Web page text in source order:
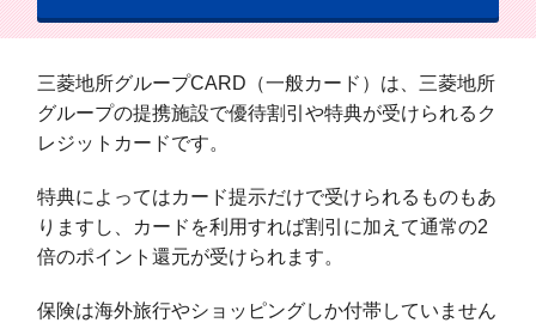
三菱地所グループCARD（一般カード）は、三菱地所
グループの提携施設で優待割引や特典が受けられるク
レジットカードです。
特典によってはカード提示だけで受けられるものもあ
りますし、カードを利用すれば割引に加えて通常の2
倍のポイント還元が受けられます。
保険は海外旅行やショッピングしか付帯していません